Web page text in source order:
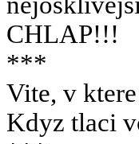
CHLAP!!!
***
Vite, v
Kdyz tlaci